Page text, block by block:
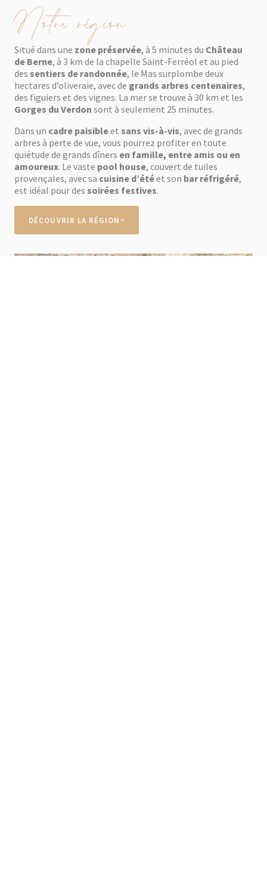
Notre région
Situé dans une zone préservée, à 5 minutes du Château
de Berne, à 3 km de la chapelle Saint-Ferréol et au pied
des sentiers de randonnée, le Mas surplombe deux
hectares d’oliveraie, avec de grands arbres centenaires,
des figuiers et des vignes. La mer se trouve à 30 km et les
Gorges du Verdon sont à seulement 25 minutes.
Dans un cadre paisibleet sans vis-à-vis, avec de grands
arbres à perte de vue, vous pourrez profiter en toute
quiétude de grands dîners en famille, entre amis ou en
amoureux. Le vaste pool house, couvert de tuiles
provençales, avec sa cuisine d’étéet son bar réfrigéré,
est idéal pour des soirées festives.
DÉCOUVRIR LA RÉGION